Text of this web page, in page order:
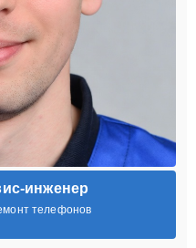
инженер
телефонов